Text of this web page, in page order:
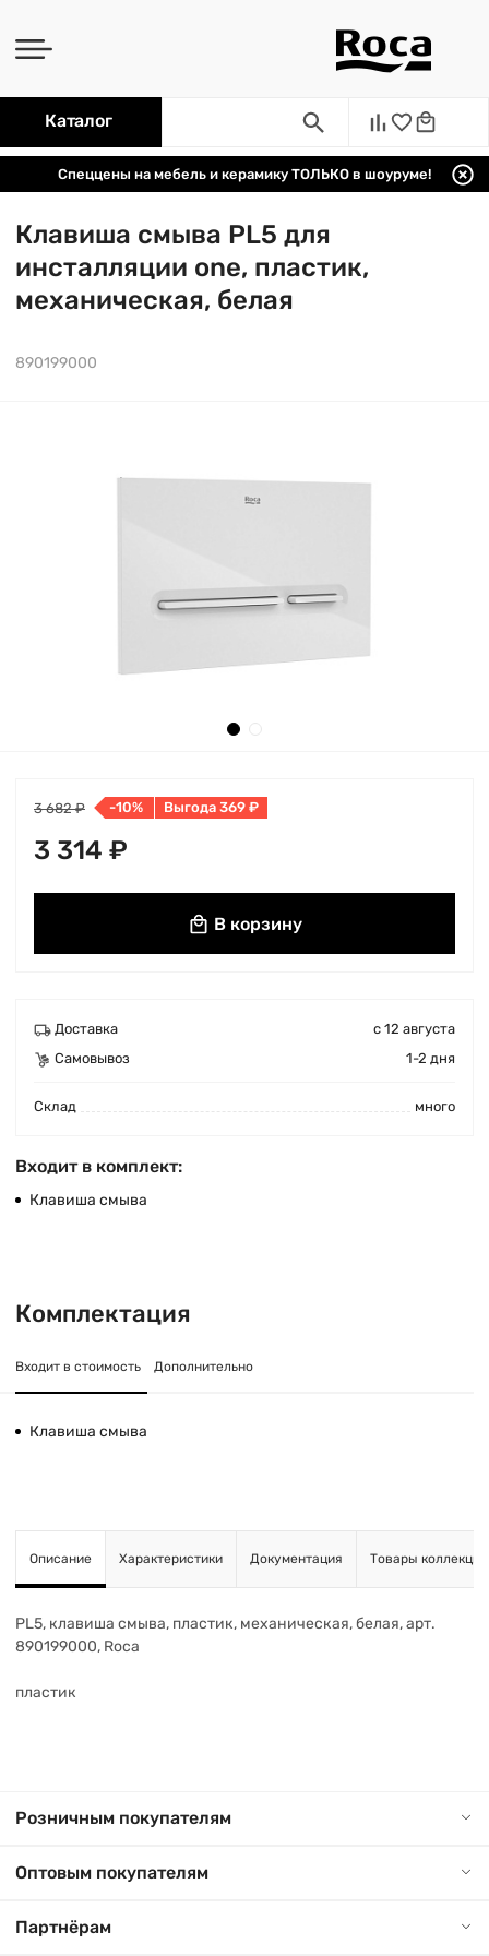
Каталог
Спеццены на мебель и керамику ТОЛЬКО в шоуруме!
Клавиша смыва PL5 для
инсталляции one, пластик,
механическая, белая
890199000
3 682 ₽ -10% Выгода 369 ₽
3 314 ₽
В корзину
Доставка
с 12 августа
Самовывоз
1-2 дня
Cклад много
Входит в комплект:
Клавиша смыва
Комплектация
Входит в стоимость Дополнительно
Клавиша смыва
Описание Характеристики Документация Товары коллекции
PL5, клавиша смыва, пластик, механическая, белая, арт.
890199000, Roca
пластик
Розничным покупателям
Оптовым покупателям
Партнёрам